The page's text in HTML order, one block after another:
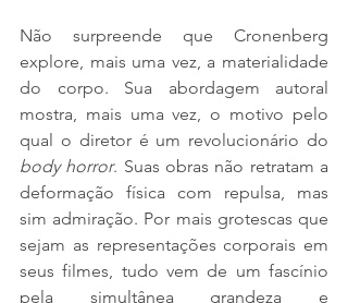
Não surpreende que Cronenberg
explore, mais uma vez, a materialidade
do corpo. Sua abordagem autoral
mostra, mais uma vez, o motivo pelo
body horror. Suas obras não retratam a
deformação física com repulsa, mas
sim admiração. Por mais grotescas que
sejam as representações corporais em
seus filmes, tudo vem de um fascínio
pela simultânea grandeza e